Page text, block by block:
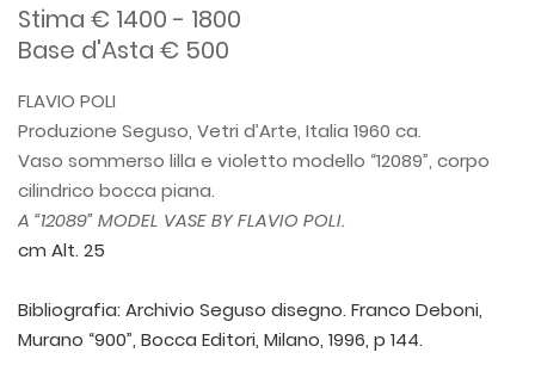
Stima € 1400 - 1800
Base d'Asta € 500
FLAVIO POLI
Produzione Seguso, Vetri d’Arte, Italia 1960 ca.
Vaso sommerso lilla e violetto modello “12089”, corpo
cilindrico bocca piana.
A “12089” MODEL VASE BY FLAVIO POLI.
cm Alt. 25
Bibliografia: Archivio Seguso disegno. Franco Deboni,
Murano “900”, Bocca Editori, Milano, 1996, p 144.